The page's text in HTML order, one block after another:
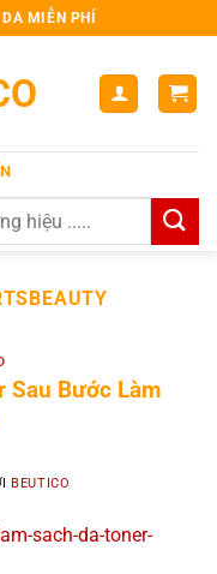
MIỄN PHÍ
Sau Bước Làm
BEUTICO